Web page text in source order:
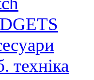
техніка